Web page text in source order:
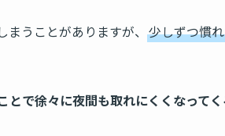
うことがありますが、 少しずつ慣
とで徐々に夜間も取れにくくなって